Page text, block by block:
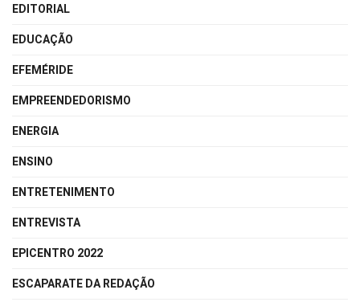
EDITORIAL
EDUCAÇÃO
EFEMÉRIDE
EMPREENDEDORISMO
ENERGIA
ENSINO
ENTRETENIMENTO
ENTREVISTA
EPICENTRO 2022
ESCAPARATE DA REDAÇÃO